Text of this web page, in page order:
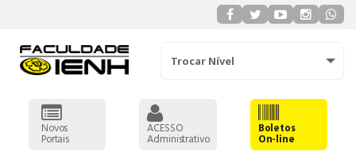
Trocar Nível
Novos
Portais
ACESSO
Administrativo
Boletos
On-line